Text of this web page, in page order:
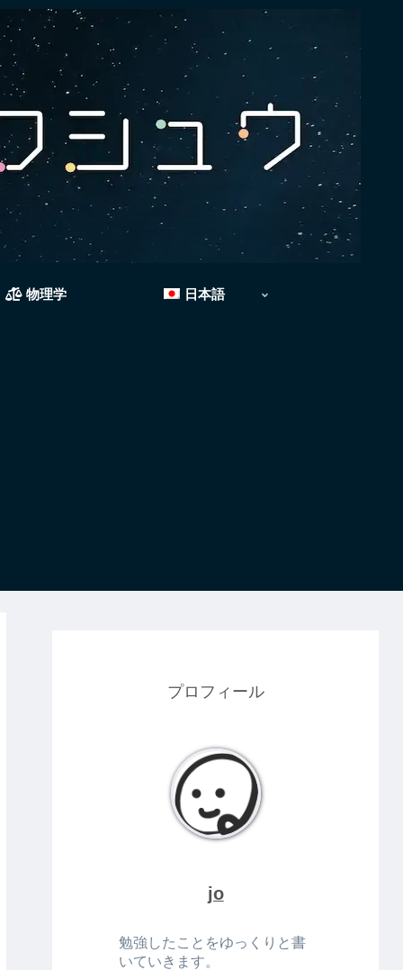
物理学 日本語
プロフィール
jo
勉強したことをゆっくりと書
いていきます。